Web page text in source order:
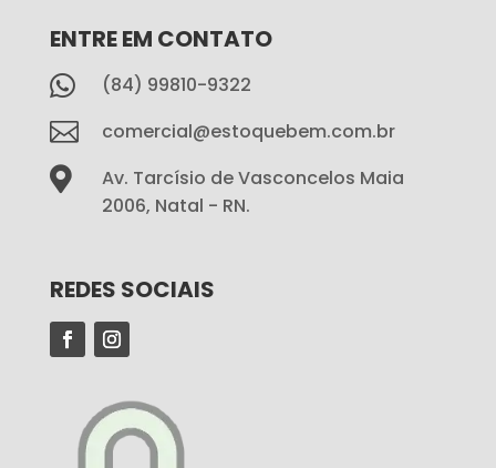
ENTRE EM CONTATO
 (84) 99810-9322
 comercial@estoquebem.com.br

Av. Tarcísio de Vasconcelos Maia
2006, Natal - RN.
REDES SOCIAIS